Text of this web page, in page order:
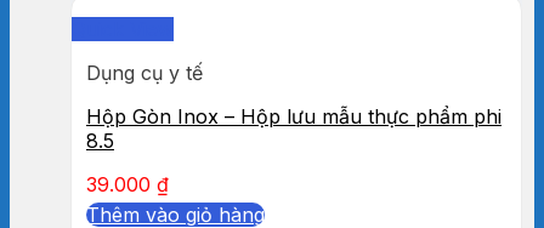
Dụng cụ y tế
Hộp Gòn Inox – Hộp lưu mẫu thực phẩm phi
8.5
39.000 ₫
Thêm vào giỏ hàng